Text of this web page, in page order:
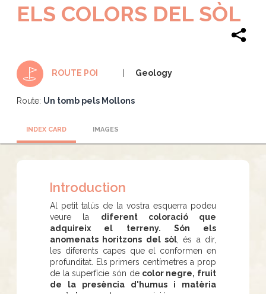
ELS COLORS DEL SÒL
ROUTE POI Geology
Route: Un tomb pels Mollons
INDEX CARD IMAGES
Introduction
Al petit talús de la vostra esquerra podeu
veure la diferent coloració que
adquireix el terreny. Són els
anomenats horitzons del sòl , és a dir,
les diferents capes que el conformen en
profunditat. Els primers centímetres a prop
de la superfície són decolor negre, fruit
de la presència d'humus i matèria